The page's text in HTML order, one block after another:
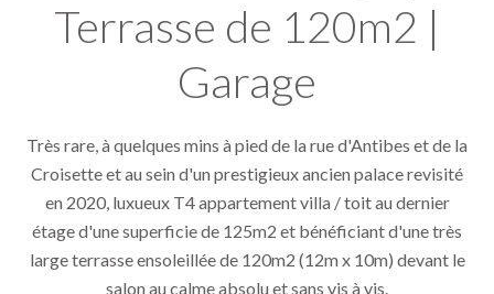
Terrasse de 120m2 |
Garage
Très rare, à quelques mins à pied de la rue d'Antibes et de la
Croisette et au sein d'un prestigieux ancien palace revisité
en 2020, luxueux T4 appartement villa / toit au dernier
étage d'une superficie de 125m2 et bénéficiant d'une très
large terrasse ensoleillée de 120m2 (12m x 10m) devant le
salon au calme absolu et sans vis à vis.